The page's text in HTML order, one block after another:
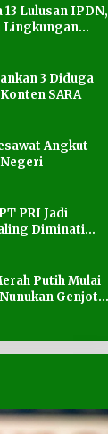
Lulusan IPDN,
Lingkungan
3 Diduga
SARA
Angkut
PRI Jadi
Diminati
Putih Mulai
Genjot